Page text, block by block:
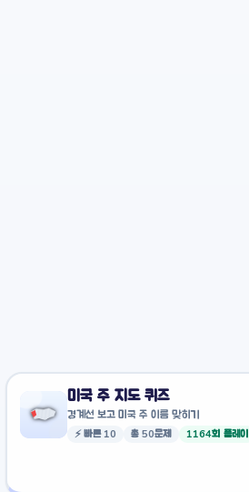
미국 주 지도 퀴즈
경계선 보고 미국 주 이름 맞히기
⚡ 빠른 10 총 50문제 1164회 플레이